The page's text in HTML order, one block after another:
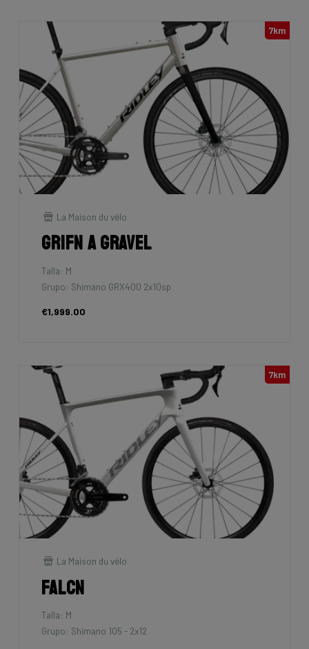
7km
La Maison du vélo
Grifn A Gravel
Talla: M
Grupo: Shimano GRX400 2x10sp
€1,999.00
7km
La Maison du vélo
Falcn
Talla: M
Grupo: Shimano 105 - 2x12